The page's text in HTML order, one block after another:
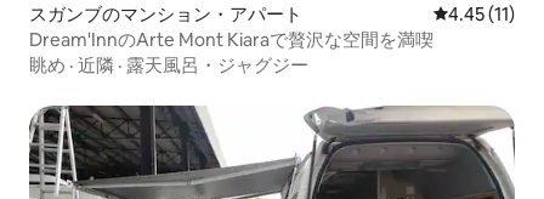
スガンブのマンション・アパート レビュー11
4.45 (11)
Dream'InnのArte Mont Kiaraで贅沢な空間を満喫
眺め · 近隣 · 露天風呂・ジャグジー